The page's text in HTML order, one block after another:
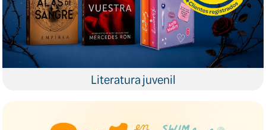
Literatura juvenil